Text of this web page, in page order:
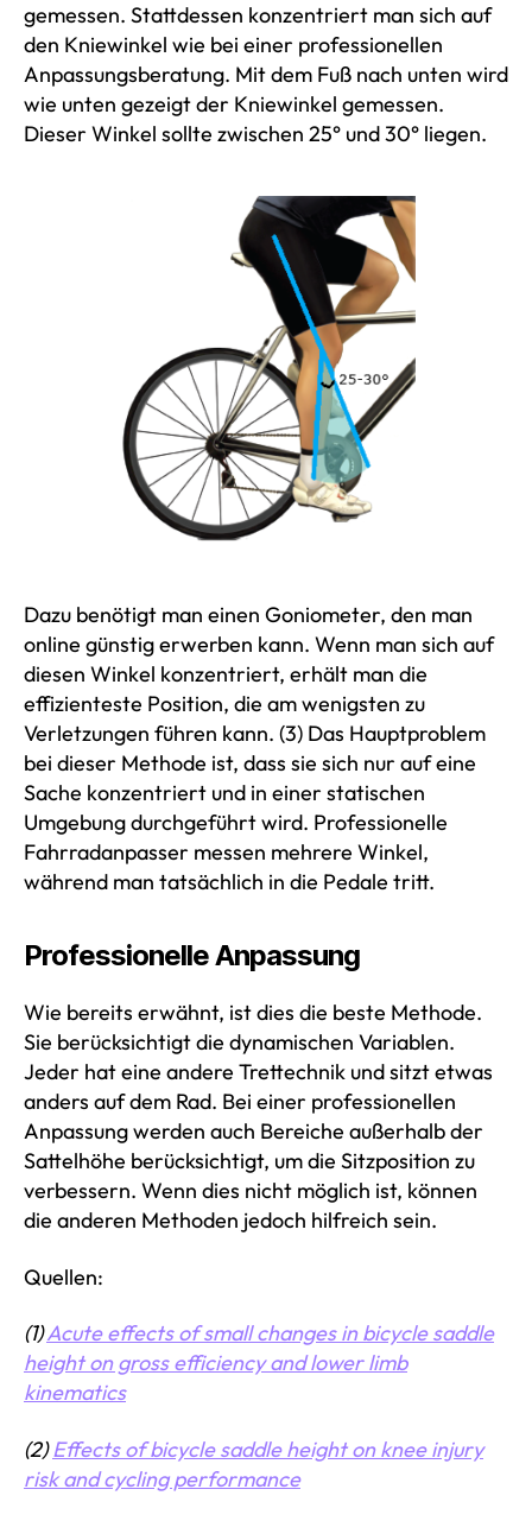
gemessen. Stattdessen konzentriert man sich auf
den Kniewinkel wie bei einer professionellen
Anpassungsberatung. Mit dem Fuß nach unten wird
wie unten gezeigt der Kniewinkel gemessen.
Dieser Winkel sollte zwischen 25° und 30° liegen.
Dazu benötigt man einen Goniometer, den man
online günstig erwerben kann. Wenn man sich auf
diesen Winkel konzentriert, erhält man die
effizienteste Position, die am wenigsten zu
Verletzungen führen kann. (3) Das Hauptproblem
bei dieser Methode ist, dass sie sich nur auf eine
Sache konzentriert und in einer statischen
Umgebung durchgeführt wird. Professionelle
Fahrradanpasser messen mehrere Winkel,
während man tatsächlich in die Pedale tritt.
Professionelle Anpassung
Wie bereits erwähnt, ist dies die beste Methode.
Sie berücksichtigt die dynamischen Variablen.
Jeder hat eine andere Trettechnik und sitzt etwas
anders auf dem Rad. Bei einer professionellen
Anpassung werden auch Bereiche außerhalb der
Sattelhöhe berücksichtigt, um die Sitzposition zu
verbessern. Wenn dies nicht möglich ist, können
die anderen Methoden jedoch hilfreich sein.
Quellen:
(1)Acute effects of small changes in bicycle saddle
height on gross efficiency and lower limb
kinematics
(2)Effects of bicycle saddle height on knee injury
risk and cycling performance